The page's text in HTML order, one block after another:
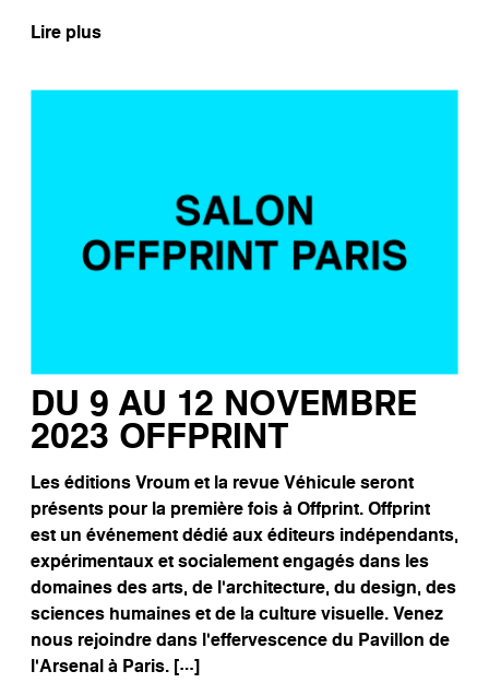
Lire plus
DU 9 AU 12 NOVEMBRE
2023 OFFPRINT
Les éditions Vroum et la revue Véhicule seront
présents pour la première fois à Offprint. Offprint
est un événement dédié aux éditeurs indépendants,
expérimentaux et socialement engagés dans les
domaines des arts, de l’architecture, du design, des
sciences humaines et de la culture visuelle. Venez
nous rejoindre dans l’effervescence du Pavillon de
l’Arsenal à Paris. […]